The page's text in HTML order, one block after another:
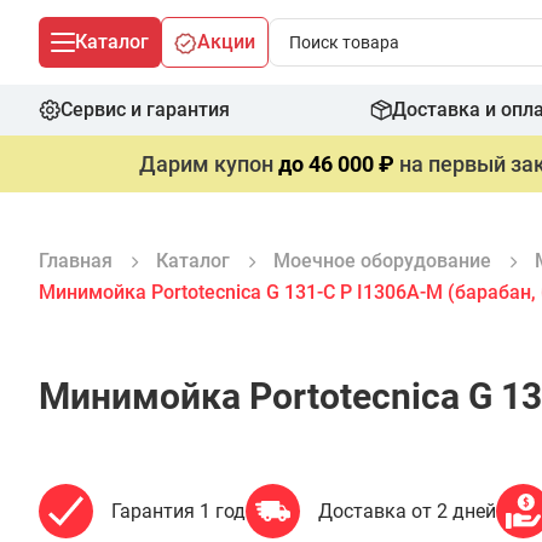
Каталог Акции
Сервис и гарантия Доставка и
Дарим купондо 46 000 ₽ на первый
Главная Каталог Моечное оборудование
Минимойка Portotecnica G 131-C P I1306A-M
Минимойка Portotecnica G
Гарантия 1 год Доставка от 2 дней